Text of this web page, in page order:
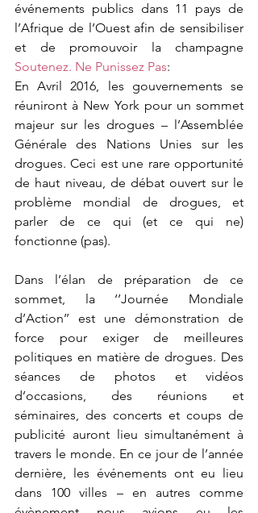
événements publics dans 11 pays de
l’Afrique de l’Ouest afin de sensibiliser
Soutenez. Ne Punissez Pas:
En Avril 2016, les gouvernements se
réuniront à New York pour un sommet
majeur sur les drogues – l’Assemblée
Générale des Nations Unies sur les
drogues. Ceci est une rare opportunité
de haut niveau, de débat ouvert sur le
problème mondial de drogues, et
parler de ce qui (et ce qui ne)
fonctionne (pas).
Dans l’élan de préparation de ce
sommet, la ‘’Journée Mondiale
d’Action’’ est une démonstration de
force pour exiger de meilleures
politiques en matière de drogues. Des
séances de photos et vidéos
d’occasions, des réunions et
séminaires, des concerts et coups de
publicité auront lieu simultanément à
travers le monde. En ce jour de l’année
dernière, les événements ont eu lieu
dans 100 villes – en autres comme